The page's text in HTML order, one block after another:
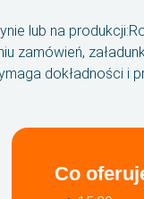
lub na
zamówień,
dokładności i
Co